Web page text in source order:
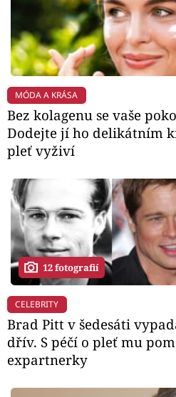
MÓDA A KRÁSA
Bez kolagenu se vaše
Dodejte jí ho delikátním
pleť vyživí
12 fotografií
CELEBRITY
Brad Pitt v šedesáti
dřív. S péčí o pleť mu
expartnerky